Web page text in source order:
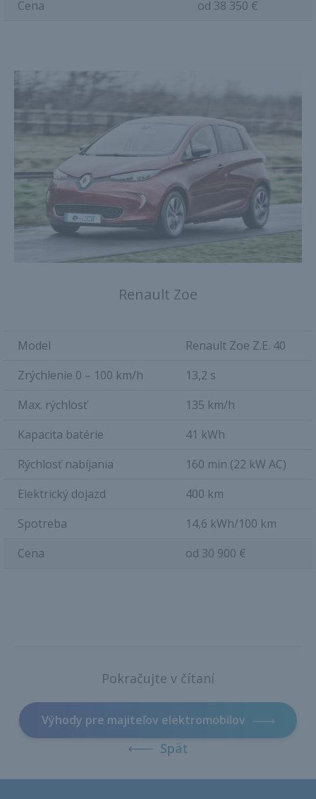
Cena od 38 350 €
Renault Zoe
Model
Renault Zoe Z.E. 40
Zrýchlenie 0 – 100 km/h
13,2 s
Max. rýchlosť
135 km/h
Kapacita batérie
41 kWh
Rýchlosť nabíjania
160 min (22 kW AC)
Elektrický dojazd
400 km
Spotreba
14,6 kWh/100 km
Cena
od 30 900 €
Pokračujte v čítaní
Výhody pre majiteľov elektromobilov
Späť